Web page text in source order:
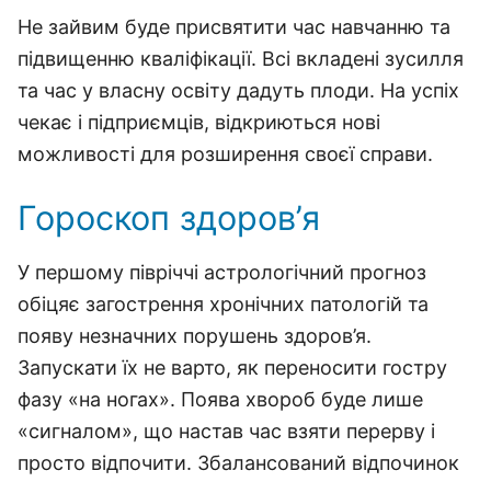
Не зайвим буде присвятити час навчанню та
підвищенню кваліфікації. Всі вкладені зусилля
та час у власну освіту дадуть плоди. На успіх
чекає і підприємців, відкриються нові
можливості для розширення своєї справи.
Гороскоп здоров’я
У першому півріччі астрологічний прогноз
обіцяє загострення хронічних патологій та
появу незначних порушень здоров’я.
Запускати їх не варто, як переносити гостру
фазу «на ногах». Поява хвороб буде лише
«сигналом», що настав час взяти перерву і
просто відпочити. Збалансований відпочинок